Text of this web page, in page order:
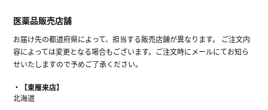
医薬品販売店舗
お届け先の都道府県によって、担当する販売店舗が異なります。 ご注文内
容によっては変更となる場合もございます。ご注文時にメールにてお知ら
せいたしますので予めご了承ください。
【東雁来店】
北海道